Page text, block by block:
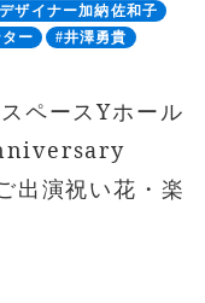
ザイナー加納佐和子
ー
#井澤勇貴
ペースYホール
出演祝い花・楽